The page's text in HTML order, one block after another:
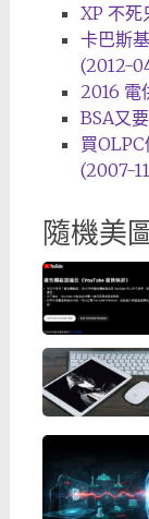
XP 不
卡巴斯
(2012-
2016 電
BSA又
買OLPC
(2007-
隨機美